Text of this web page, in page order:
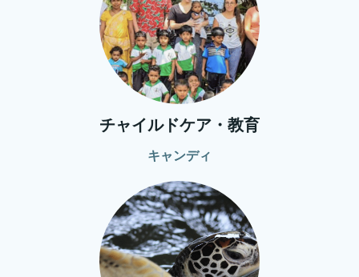
チャイルドケア・教育
キャンディ